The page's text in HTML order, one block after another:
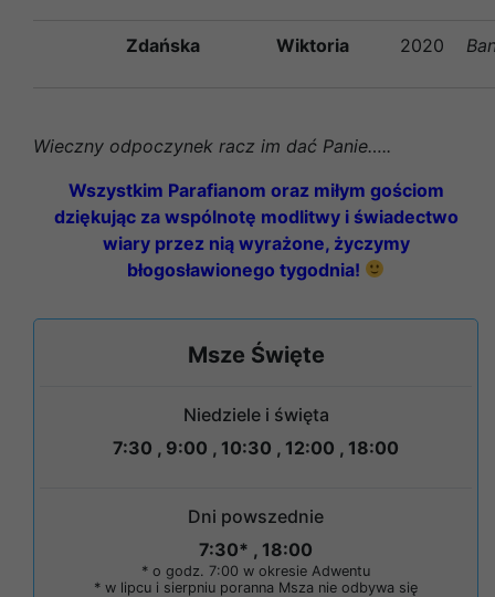
Zdańska Wiktoria 2020
Wieczny odpoczynek racz im dać Panie…..
Wszystkim Parafianom oraz miłym gościom
dziękując za wspólnotę modlitwy i świadectwo
wiary przez nią wyrażone, życzymy
błogosławionego tygodnia!
Msze Święte
Niedziele i święta
7:30 , 9:00 , 10:30 , 12:00 , 18:00
Dni powszednie
7:30* , 18:00
* o godz. 7:00 w okresie Adwentu
* w lipcu i sierpniu poranna Msza nie odbywa się